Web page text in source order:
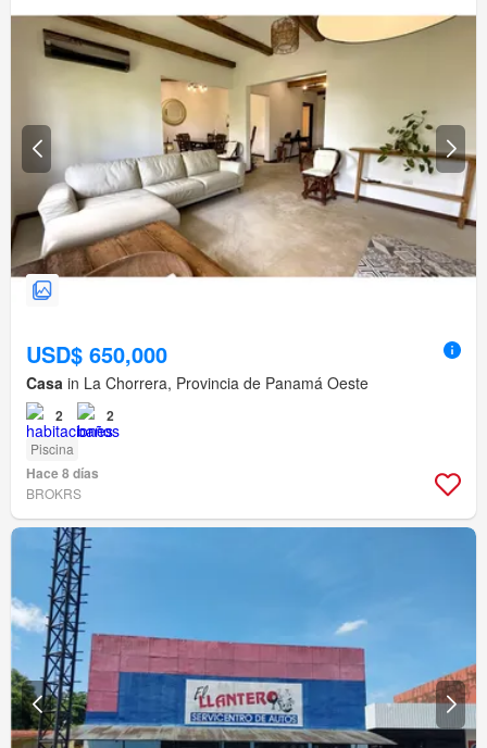
USD$ 650,000
Casa in La Chorrera, Provincia de Panamá Oeste
2 2
Piscina
Hace 8 días
BROKRS